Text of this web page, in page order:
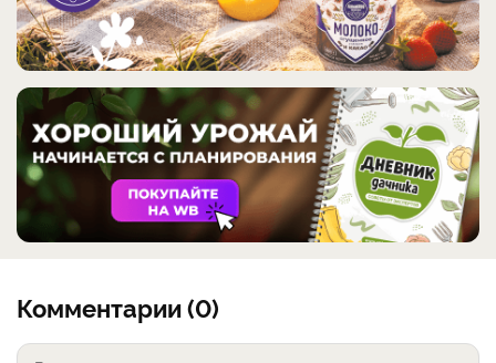
Комментарии (0)